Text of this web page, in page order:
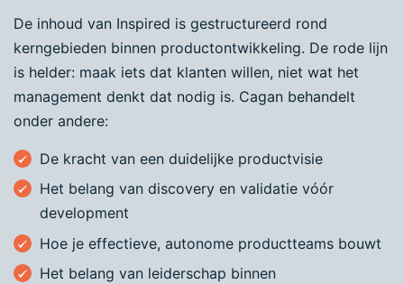
De inhoud van Inspired is gestructureerd rond
kerngebieden binnen productontwikkeling. De rode lijn
is helder: maak iets dat klanten willen, niet wat het
management denkt dat nodig is. Cagan behandelt
onder andere:
De kracht van een duidelijke productvisie
Het belang van discovery en validatie vóór
development
Hoe je effectieve, autonome productteams bouwt
Het belang van leiderschap binnen